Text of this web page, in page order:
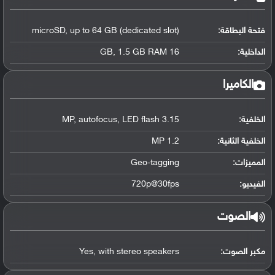
فتحة البطاقة: microSD, up to 64 GB (dedicated slot)
الداخلية: 16 GB, 1.5 GB RAM
الكاميرا
الخلفية: 3.15 MP, autofocus, LED flash
الخلفية الثانية: 1.2 MP
المميزات: Geo-tagging
الفيديو: 720p@30fps
الصوت
مكبر الصوت: Yes, with stereo speakers